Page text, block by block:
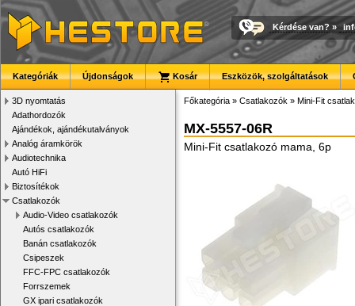
Kérdése van? »
Kategóriák Újdonságok Kosár Eszközök, szolgáltatások
3D nyomtatás
Adathordozók
Ajándékok, ajándékutalványok
Analóg áramkörök
Audiotechnika
Autó HiFi
Biztosítékok
Csatlakozók
Audio-Video csatlakozók
Autós csatlakozók
Banán csatlakozók
Csipeszek
FFC-FPC csatlakozók
Forrszemek
GX ipari csatlakozók
Főkategória » Csatlakozók » Mini-Fit
MX-5557-06R
Mini-Fit csatlakozó mama, 6p